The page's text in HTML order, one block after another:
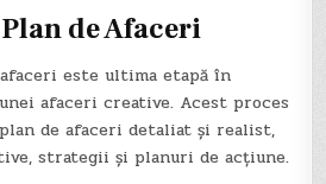
de Afaceri
este ultima etapă în
afaceri creative. Acest proces
de afaceri detaliat și realist,
strategii și planuri de acțiune.